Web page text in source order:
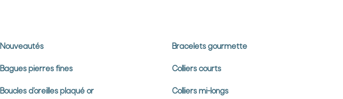
Nouveautés
Bagues pierres fines
Boucles d’oreilles plaqué or
Bracelets gourmette
Colliers courts
Colliers mi-longs